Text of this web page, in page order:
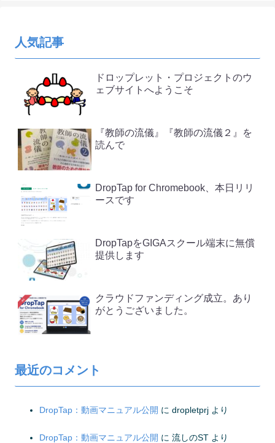
人気記事
ドロップレット・プロジェクトのウ
ェブサイトへようこそ
『教師の流儀』『教師の流儀２』を
読んで
DropTap for Chromebook、本日リリ
ースです
DropTapをGIGAスクール端末に無償
提供します
クラウドファンディング成立。あり
がとうございました。
最近のコメント
DropTap：動画マニュアル公開 に dropletprj より
DropTap：動画マニュアル公開 に 流しのST より